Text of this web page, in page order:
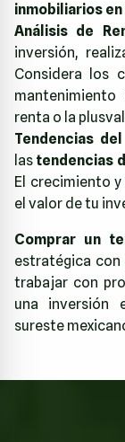
inmobiliarios
Análisis de
inversión,
Considera los
renta o la
Tendencias
lastendencias
El crecimiento
el valor de tu
Comprar un
estratégica con
trabajar con
una inversión
sureste